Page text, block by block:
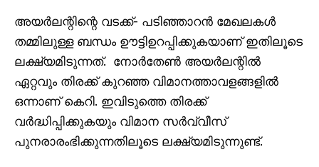
അയർലന്റിന്റെ വടക്ക്- പടിഞ്ഞാറൻ മേഖലകൾ
തമ്മിലുള്ള ബന്ധം ഊട്ടിഉറപ്പിക്കുകയാണ് ഇതിലൂടെ
ലക്ഷ്യമിടുന്നത്. നോർതേൺ അയർലന്റിൽ
ഏറ്റവും തിരക്ക് കുറഞ്ഞ വിമാനത്താവളങ്ങളിൽ
ഒന്നാണ് കെറി. ഇവിടുത്തെ തിരക്ക്
വർദ്ധിപ്പിക്കുകയും വിമാന സർവ്വീസ്
പുനരാരംഭിക്കുന്നതിലൂടെ ലക്ഷ്യമിടുന്നുണ്ട്.